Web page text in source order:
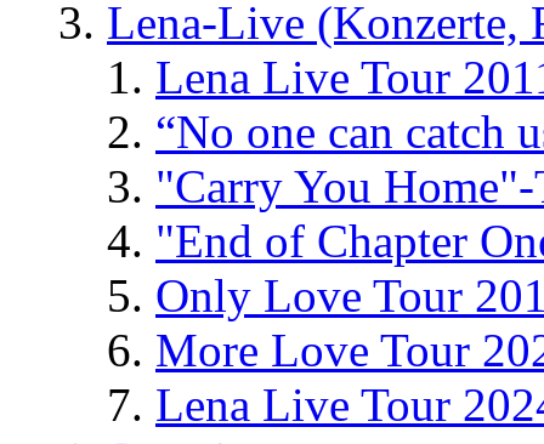
Lena-Live (Konzerte,
Lena Live Tour
“No one can catch
"Carry You
"End of Chapter
Only Love Tour
More Love Tour
Lena Live Tour